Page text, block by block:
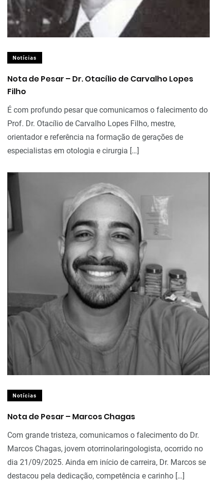
Notícias
Nota de Pesar – Dr. Otacílio de Carvalho Lopes
Filho
É com profundo pesar que comunicamos o falecimento do
Prof. Dr. Otacílio de Carvalho Lopes Filho, mestre,
orientador e referência na formação de gerações de
especialistas em otologia e cirurgia […]
Notícias
Nota de Pesar – Marcos Chagas
Com grande tristeza, comunicamos o falecimento do Dr.
Marcos Chagas, jovem otorrinolaringologista, ocorrido no
dia 21/09/2025. Ainda em início de carreira, Dr. Marcos se
destacou pela dedicação, competência e carinho […]